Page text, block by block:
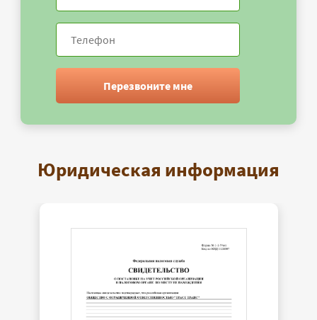
Перезвоните мне
Юридическая информация